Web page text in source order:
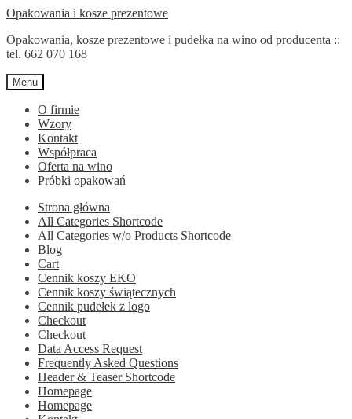
Przejdź
nawigacji
Przejdź
treści
Opakowania i kosze prezentowe
Opakowania, kosze prezentowe i pudełka na wino od producenta ::
tel. 662 070 168
Menu
O firmie
Wzory
Kontakt
Współpraca
Oferta na wino
Próbki opakowań
Strona główna
All Categories Shortcode
All Categories w/o Products Shortcode
Blog
Cart
Cennik koszy EKO
Cennik koszy świątecznych
Cennik pudełek z logo
Checkout
Checkout
Data Access Request
Frequently Asked Questions
Header & Teaser Shortcode
Homepage
Homepage